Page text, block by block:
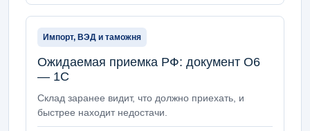
Импорт, ВЭД и таможня
Ожидаемая приемка РФ: документ О6
— 1С
Склад заранее видит, что должно приехать, и
быстрее находит недостачи.